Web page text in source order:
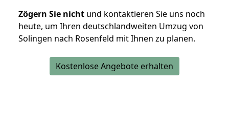
Zögern Sie nicht und kontaktieren Sie uns noch
heute, um Ihren deutschlandweiten Umzug von
Solingen nach Rosenfeld mit Ihnen zu planen.
Kostenlose Angebote erhalten